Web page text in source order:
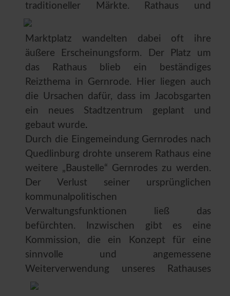
traditioneller Märkte.
Rathaus und
Marktplatz wandelten dabei oft ihre
äußere Erscheinungsform. Der Platz um
das Rathaus blieb ein beständiges
Reizthema in Gernrode. Hier liegen auch
die Ursachen dafür, dass im Jacobsgarten
ein neues Stadtzentrum geplant und
gebaut wurde.
Durch die Eingemeindung Gernrodes nach
Quedlinburg drohte unserem Rathaus eine
weitere „Baustelle“ Gernrodes zu werden.
Der Verlust seiner ursprünglichen
kommunalpolitischen
Verwaltungsfunktionen ließ das
befürchten. Inzwischen gibt es eine
Kommission, die ein Konzept für eine
sinnvolle und angemessene
Weiterverwendung unseres
Rathauses